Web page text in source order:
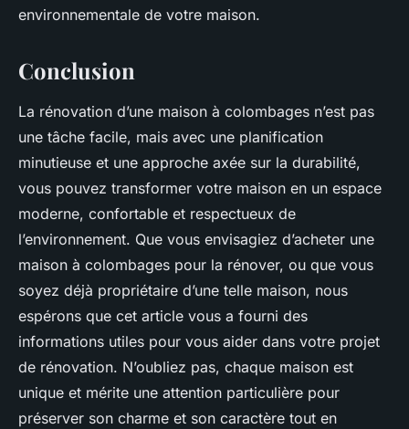
environnementale de votre maison.
Conclusion
La rénovation d’une maison à colombages n’est pas
une tâche facile, mais avec une planification
minutieuse et une approche axée sur la durabilité,
vous pouvez transformer votre maison en un espace
moderne, confortable et respectueux de
l’environnement. Que vous envisagiez d’acheter une
maison à colombages pour la rénover, ou que vous
soyez déjà propriétaire d’une telle maison, nous
espérons que cet article vous a fourni des
informations utiles pour vous aider dans votre projet
de rénovation. N’oubliez pas, chaque maison est
unique et mérite une attention particulière pour
préserver son charme et son caractère tout en